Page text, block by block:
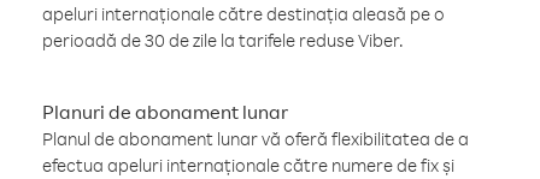
apeluri internaționale către destinația aleasă pe o
perioadă de 30 de zile la tarifele reduse Viber.
Planuri de abonament lunar
Planul de abonament lunar vă oferă flexibilitatea de a
efectua apeluri internaționale către numere de fix și